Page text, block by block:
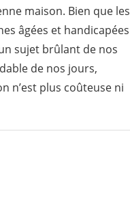
maison. Bien que les
âgées et handicapées
sujet brûlant de nos
de nos jours,
n’est plus coûteuse ni